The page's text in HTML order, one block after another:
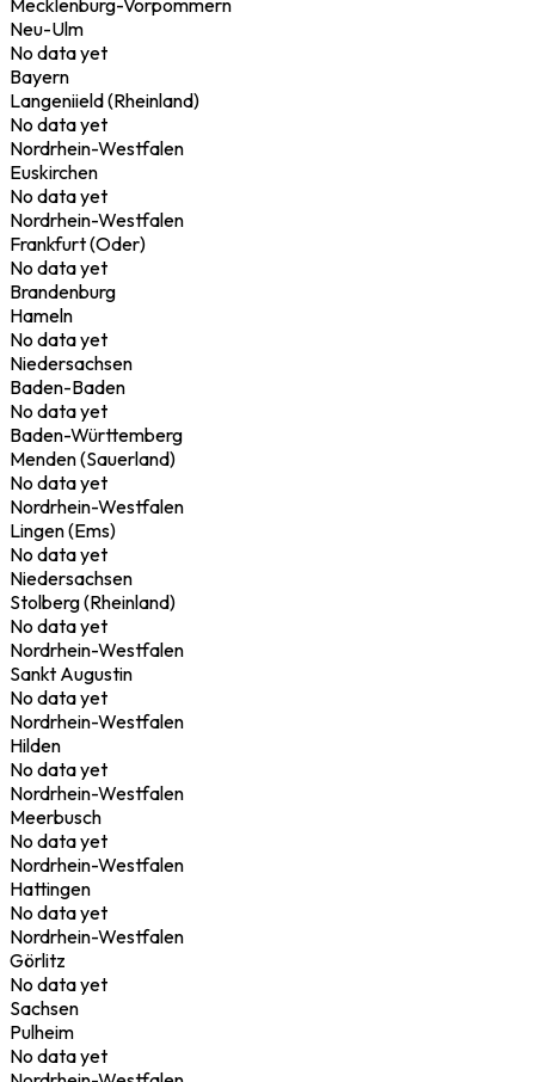
Neu-Ulm
No data yet
Bayern
Langeniield (Rheinland)
No data yet
Nordrhein-Westfalen
Euskirchen
No data yet
Nordrhein-Westfalen
Frankfurt (Oder)
No data yet
Brandenburg
Hameln
No data yet
Niedersachsen
Baden-Baden
No data yet
Baden-Württemberg
Menden (Sauerland)
No data yet
Nordrhein-Westfalen
Lingen (Ems)
No data yet
Niedersachsen
Stolberg (Rheinland)
No data yet
Nordrhein-Westfalen
Sankt Augustin
No data yet
Nordrhein-Westfalen
Hilden
No data yet
Nordrhein-Westfalen
Meerbusch
No data yet
Nordrhein-Westfalen
Hattingen
No data yet
Nordrhein-Westfalen
Görlitz
No data yet
Sachsen
Pulheim
No data yet